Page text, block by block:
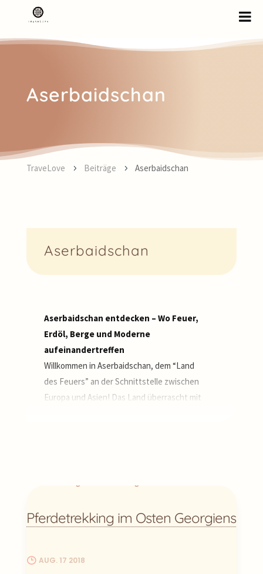
Aserbaidschan
TraveLove 5 Beiträge 5 Aserbaidschan
Aserbaidschan
Aserbaidschan entdecken – Wo Feuer,
Erdöl, Berge und Moderne
aufeinandertreffen
Willkommen in Aserbaidschan, dem “Land
des Feuers” an der Schnittstelle zwischen
Europa und Asien! Das Land überrascht mit
für alle, die Kultur, Natur und Urbanität in
möchten.
Pferdetrekking im Osten Georgiens
AUG. 17 2018